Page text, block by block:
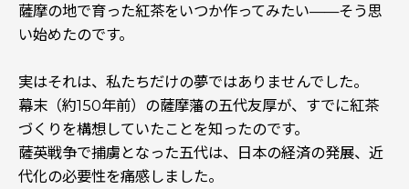
薩摩の地で育った紅茶をいつか作ってみたい——そう思
い始めたのです。
実はそれは、私たちだけの夢ではありませんでした。
幕末（約150年前）の薩摩藩の五代友厚が、すでに紅茶
づくりを構想していたことを知ったのです。
薩英戦争で捕虜となった五代は、日本の経済の発展、近
代化の必要性を痛感しました。